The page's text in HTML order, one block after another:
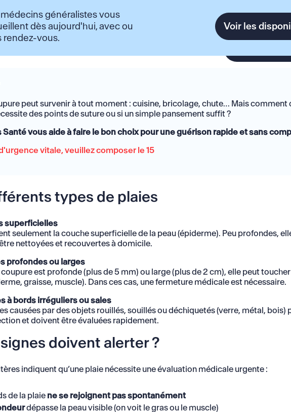
généralistes vous
dès aujourd'hui, avec ou
rendez-vous.
Voir les
peut survenir à tout moment : cuisine, bricolage, chute… Mais comment
des points de suture ou si un simple pansement suffit ?
Santé vous aide à faire le bon choix pour une guérison rapide et sans
vitale, veuillez composer le 15
types de plaies
superficielles
seulement la couche superficielle de la peau (épiderme). Peu profondes,
nettoyées et recouvertes à domicile.
profondes ou larges
coupure est profonde (plus de 5 mm) ou large (plus de 2 cm), elle peut
graisse, muscle). Dans ces cas, une fermeture médicale est nécessaire.
à bords irréguliers ou sales
causées par des objets rouillés, souillés ou déchiquetés (verre, métal, bois)
et doivent être évaluées rapidement.
doivent alerter ?
indiquent qu’une plaie nécessite une évaluation médicale urgente :
de la plaiene se rejoignent pas spontanément
dépasse la peau visible (on voit le gras ou le muscle)